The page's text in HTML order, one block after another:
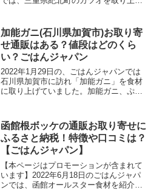
す。新鮮な鰹を燻した郷土食として生節
は親しまれている食材...
加能ガニ(石川県加賀市)お取り寄
せ通販はある？値段はどのくら
い？ごはんジャパン
2022年1月29日の、ごはんジャパンでは
石川県加賀市に訪れ「加能ガニ」を食材
に取り上げていました。加能ガニ、ぷっ
もう～食べたくなっちゃいますよ！ここ
では「加能ガニ」の...
函館根ボッケの通販お取り寄せに
ふるさと納税！特徴や口コミは？
【ごはんジャパン】
【本ページはプロモーションが含まれて
います】2022年6月18日のごはんジャパ
ンでは、函館オールスター食材を紹介し